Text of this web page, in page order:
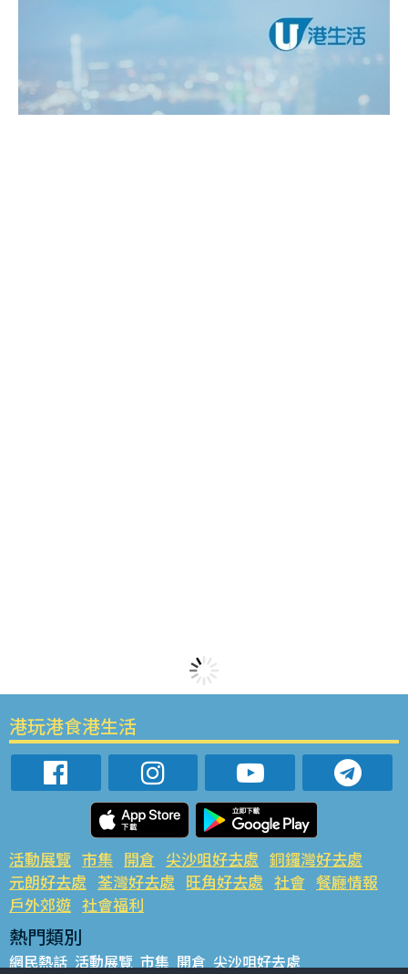
港玩港食港生活
活動展覽 市集 開倉 尖沙咀好去處 銅鑼灣好去處
元朗好去處 荃灣好去處 旺角好去處 社會 餐廳情報
戶外郊遊 社會福利
熱門類別
網民熱話 活動展覽 市集 開倉 尖沙咀好去處